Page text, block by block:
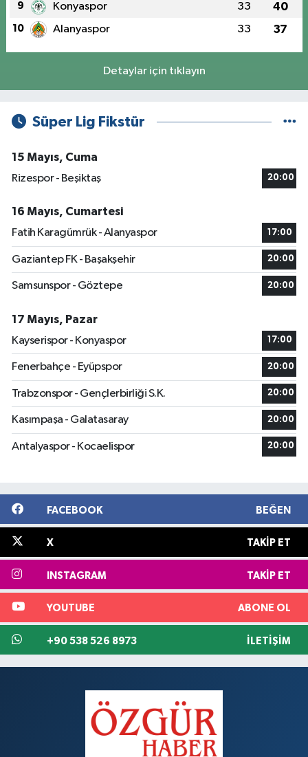
9 Konyaspor 33 40
10 Alanyaspor 33 37
Detaylar için tıklayın
Süper Lig Fikstür
15 Mayıs, Cuma
Rizespor - Beşiktaş
20:00
16 Mayıs, Cumartesi
Fatih Karagümrük - Alanyaspor
17:00
Gaziantep FK - Başakşehir 20:00
Samsunspor - Göztepe 20:00
17 Mayıs, Pazar
Kayserispor - Konyaspor
17:00
Fenerbahçe - Eyüpspor 20:00
Trabzonspor - Gençlerbirliği S.K. 20:00
Kasımpaşa - Galatasaray 20:00
Antalyaspor - Kocaelispor 20:00
FACEBOOK BEĞEN
X TAKIP ET
INSTAGRAM TAKIP ET
YOUTUBE ABONE OL
+90 538 526 8973 İLETIŞIM